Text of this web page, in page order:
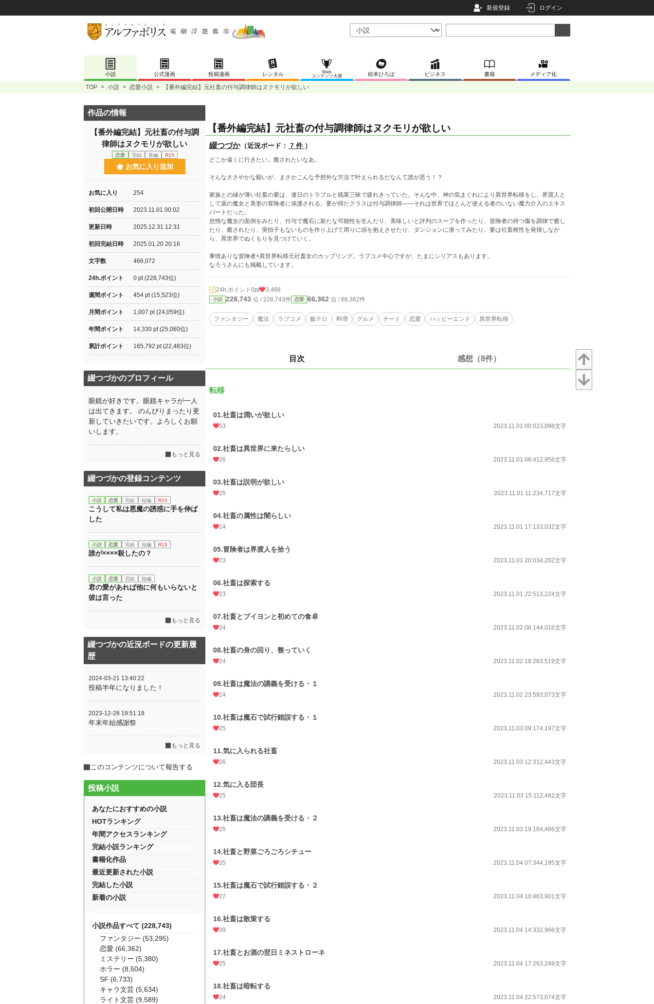
新規登録 ログイン
小説 公式漫画 投稿漫画 レンタル
Web
コンテンツ大賞
絵本ひろば ビジネス 書籍 メディア化
TOP > 小説 > 恋愛小説 > 【番外編完結】元社畜の付与調律師はヌクモリが欲しい
【番外編完結】元社畜の付与調律師はヌクモリが欲しい
綴つづか（近況ボード： 7 件 ）
どこか遠くに行きたい。癒されたいなあ。
そんなささやかな願いが、まさかこんな予想外な方法で叶えられるだなんて誰が思う！？
家族との縁が薄い社畜の要は、連日のトラブルと残業三昧で疲れきっていた。そんな中、神の気まぐれにより異世界転移をし、界渡人と
して薬の魔女と美形の冒険者に保護される。要が得たクラスは付与調律師――それは世界でほとんど使える者のいない魔力介入のエキス
パートだった。
怠惰な魔女の面倒をみたり、付与で魔石に新たな可能性を生んだり、美味しいと評判のスープを作ったり、冒険者の持つ傷を調律で癒し
たり、癒されたり、突拍子もないものを作り上げて周りに頭を抱えさせたり、ダンジョンに潜ってみたり。要は社畜根性を発揮しなが
ら、異世界でぬくもりを見つけていく。
事情ありな冒険者×異世界転移元社畜女のカップリング。ラブコメ中心ですが、たまにシリアスもあります。
なろうさんにも掲載しています。
24h.ポイント 0pt 3,466
小説 228,743 位 / 228,743件 恋愛 66,362 位 / 66,362件
ファンタジー 魔法 ラブコメ 飯テロ 料理 グルメ チート 恋愛 ハッピーエンド 異世界転移
目次 感想（8件）
転移
01.社畜は潤いが欲しい
53 2023.11.01 00:023,898文字
02.社畜は異世界に来たらしい
26 2023.11.01 06:412,956文字
03.社畜は説明が欲しい
25 2023.11.01 11:234,717文字
04.社畜の属性は闇らしい
24 2023.11.01 17:133,032文字
05.冒険者は界渡人を拾う
23 2023.11.01 20:034,202文字
06.社畜は探索する
23 2023.11.01 22:513,224文字
07.社畜とブイヨンと初めての食卓
24 2023.11.02 06:144,016文字
08.社畜の身の回り、整っていく
24 2023.11.02 18:283,519文字
09.社畜は魔法の講義を受ける・１
24 2023.11.02 23:593,073文字
10.社畜は魔石で試行錯誤する・１
25 2023.11.03 09:174,197文字
11.気に入られる社畜
26 2023.11.03 12:312,443文字
12.気に入る団長
25 2023.11.03 15:112,482文字
13.社畜は魔法の講義を受ける・２
25 2023.11.03 19:164,466文字
14.社畜と野菜ごろごろシチュー
35 2023.11.04 07:344,195文字
15.社畜は魔石で試行錯誤する・２
27 2023.11.04 10:463,901文字
16.社畜は散策する
39 2023.11.04 14:332,966文字
17.社畜とお酒の翌日ミネストローネ
25 2023.11.04 17:263,249文字
18.社畜は暗転する
24 2023.11.04 22:573,074文字
作品の情報
【番外編完結】元社畜の付与調
律師はヌクモリが欲しい
恋愛 完結 長編 R15
お気に入り追加
お気に入り 254
初回公開日時 2023.11.01 00:02
更新日時 2025.12.31 12:31
初回完結日時 2025.01.20 20:16
文字数 466,072
24h.ポイント 0 pt (228,743位)
週間ポイント 454 pt (15,523位)
月間ポイント 1,007 pt (24,059位)
年間ポイント 14,330 pt (25,060位)
累計ポイント 165,792 pt (22,483位)
綴つづかのプロフィール
眼鏡が好きです。眼鏡キャラが一人
は出てきます。 のんびりまったり更
新していきたいです。よろしくお願
いします。
もっと見る
綴つづかの登録コンテンツ
小説 恋愛 完結 短編 R15
こうして私は悪魔の誘惑に手を伸ば
した
小説 恋愛 完結 短編 R15
誰が××××殺したの？
小説 恋愛 完結 短編
君の愛があれば他に何もいらないと
彼は言った
もっと見る
綴つづかの近況ボードの更新履
歴
2024-03-21 13:40:22
投稿半年になりました！
2023-12-28 19:51:18
年末年始感謝祭
もっと見る
このコンテンツについて報告する
投稿小説
あなたにおすすめの小説
HOTランキング
年間アクセスランキング
完結小説ランキング
書籍化作品
最近更新された小説
完結した小説
新着の小説
小説作品すべて (228,743)
ファンタジー (53,295)
恋愛 (66,362)
ミステリー (5,380)
ホラー (8,504)
SF (6,733)
キャラ文芸 (5,634)
ライト文芸 (9,589)